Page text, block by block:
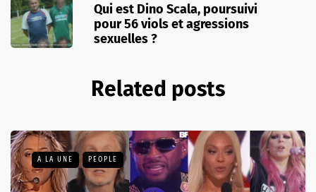
Qui est Dino Scala, poursuivi
pour 56 viols et agressions
sexuelles ?
Related posts
A LA UNE PEOPLE